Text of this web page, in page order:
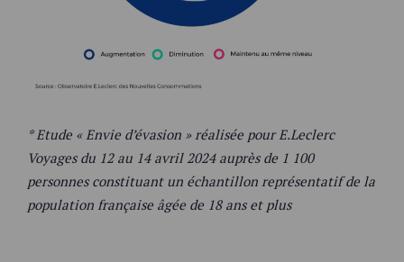
* Etude « Envie d’évasion » réalisée pour E.Leclerc
Voyages du 12 au 14 avril 2024 auprès de 1 100
personnes constituant un échantillon représentatif de la
population française âgée de 18 ans et plus